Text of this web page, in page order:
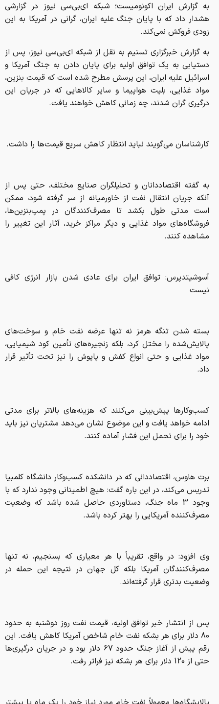
به گزارش ایران اکونومیست؛ شبکه ای‌بی‌سی نیوز در گزارشی
هشدار داد که با پایان جنگ علیه ایران، گرانی در آمریکا به این
زودی فروکش نمی‌کند.
به گزارش خبرگزاری تسنیم به نقل از شبکه ای‌بی‌سی نیوز، پس از
دستیابی به یک توافق اولیه برای پایان دادن به جنگ آمریکا و
اسرائیل علیه ایران، این پرسش مطرح شده است که قیمت بنزین،
مواد غذایی، بلیت هواپیما و سایر کالاهایی که در جریان این
درگیری گران شدند، چه زمانی کاهش خواهند یافت.
کارشناسان می‌گویند نباید انتظار کاهش سریع قیمت‌ها را داشت.
به گفته اقتصاددانان و تحلیلگران صنایع مختلف، حتی پس از
آنکه جریان انتقال نفت از خاورمیانه از سر گرفته شود، ممکن
است مدتی طول بکشد تا مصرف‌کنندگان در پمپ‌بنزین‌ها،
فروشگاه‌های مواد غذایی و دیگر مراکز خرید، آثار این تغییر را
مشاهده کنند.
آسوشیتدپرس: توافق ایران برای عادی شدن بازار انرژی کافی
نیست
بسته شدن تنگه هرمز نه تنها عرضه نفت خام و سوخت‌های
پالایش‌شده را مختل کرد، بلکه زنجیره‌های تأمین کود شیمیایی،
مواد غذایی و حتی انواع کفش و پاپوش را نیز تحت تأثیر قرار
داد.
کسب‌وکارها پیش‌بینی می‌کنند که هزینه‌های بالاتر برای مدتی
ادامه خواهد یافت و این موضوع نشان می‌دهد مشتریان نیز باید
خود را برای تحمل این فشار آماده کنند.
برت هاوس، اقتصاددانی که در دانشکده کسب‌وکار دانشگاه کلمبیا
تدریس می‌کند، در این باره گفت: هیچ اطمینانی وجود ندارد که با
وجود 3 ماه جنگ، دستاوردی حاصل شده باشد که وضعیت
مصرف‌کننده آمریکایی را بهتر کرده باشد.
وی افزود: در واقع، تقریباً با هر معیاری که بسنجیم، نه تنها
مصرف‌کنندگان آمریکا بلکه کل جهان در نتیجه این حمله در
وضعیت بدتری قرار گرفته‌اند.
پس از انتشار خبر توافق اولیه، قیمت نفت روز دوشنبه به حدود
80 دلار برای هر بشکه نفت خام شاخص آمریکا کاهش یافت. این
رقم پیش از آغاز جنگ حدود 67 دلار بود و در جریان درگیری‌ها
حتی از 120 دلار برای هر بشکه نیز فراتر رفت.